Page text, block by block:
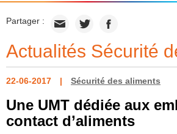
Partager :
Actualités Sécurité
22-06-2017 Sécurité des aliments
Une UMT dédiée aux
contact d’aliments